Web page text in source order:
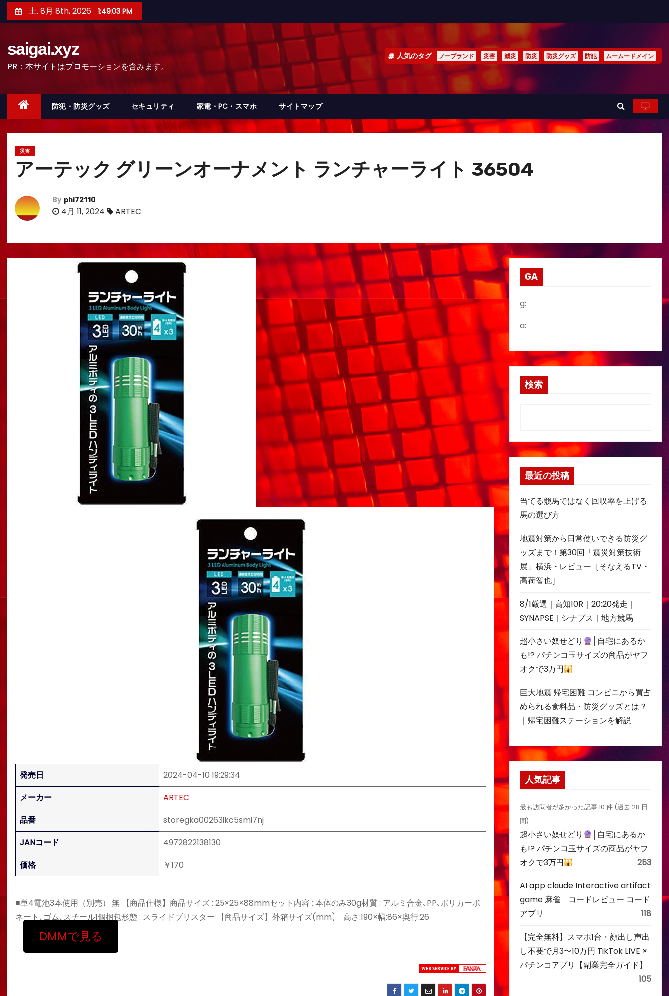
ン
ッ
土. 8月 8th, 2026 1:49:05 PM
saigai.xyz
PR：本サイトはプロモーションを含みます。
人気のタグ ノーブランド 災害 減災 防災 防災グッズ 防犯 ムームードメイン
防犯・防災グッズ セキュリティ 家電・PC・スマホ サイトマップ
災害
アーテック グリーンオーナメント ランチャーライト 36504
By phi72110
4月 11, 2024 ARTEC
発売日
2024-04-10 19:29:34
メーカー
ARTEC
品番
storegka00263lkc5smi7nj
JANコード
4972822138130
価格
￥170
■単4電池3本使用（別売） 無 【商品仕様】商品サイズ : 25×25×88mmセット内容 : 本体のみ30g材質 : アルミ合金､PP､ポリカーボ
ネート､ゴム､スチール1個梱包形態 : スライドブリスター 【商品サイズ】外箱サイズ(mm) 高さ:190×幅:86×奥行:26
DMMで見る
GA
g:
a:
検索
最近の投稿
当てる競馬ではなく回収率を上げる
馬の選び方
地震対策から日常使いできる防災グ
ッズまで！第30回「震災対策技術
展」横浜・レビュー［そなえるTV・
高荷智也］
8/1厳選｜高知10R｜20:20発走｜
SYNAPSE｜シナプス｜地方競馬
超小さい奴せどり
│自宅にあるか
も!? パチンコ玉サイズの商品がヤフ
オクで3万円
巨大地震 帰宅困難 コンビニから買占
められる食料品・防災グッズとは？
｜帰宅困難ステーションを解説
人気記事
最も訪問者が多かった記事 10 件 (過去 28 日
間)
超小さい奴せどり
│自宅にあるか
も!? パチンコ玉サイズの商品がヤフ
オクで3万円
253
AI app claude Interactive artifact
game 麻雀 コードレビュー コード
アプリ
118
【完全無料】スマホ1台・顔出し声出
し不要で月3〜10万円 TikTok LIVE ×
パチンコアプリ【副業完全ガイド】
105